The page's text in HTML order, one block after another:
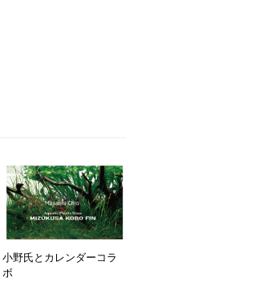
小野氏とカレンダーコラ
ボ